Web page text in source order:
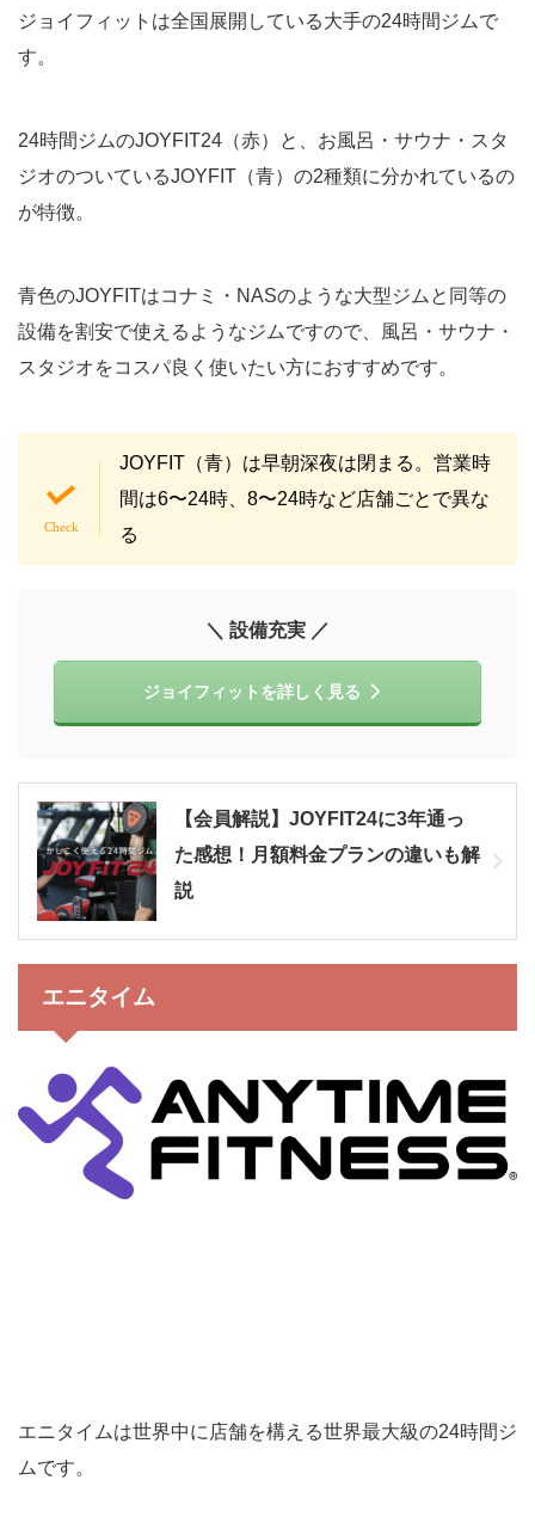
ジョイフィットは全国展開している大手の24時間ジムで
す。
24時間ジムのJOYFIT24（赤）と、お風呂・サウナ・スタ
ジオのついているJOYFIT（青）の2種類に分かれているの
が特徴。
青色のJOYFITはコナミ・NASのような大型ジムと同等の
設備を割安で使えるようなジムですので、風呂・サウナ・
スタジオをコスパ良く使いたい方におすすめです。
JOYFIT（青）は早朝深夜は閉まる。営業時
間は6〜24時、8〜24時など店舗ごとで異な
る
＼ 設備充実 ／
ジョイフィットを詳しく見る
【会員解説】JOYFIT24に3年通っ
た感想！月額料金プランの違いも解
説
エニタイム
エニタイムは世界中に店舗を構える世界最大級の24時間ジ
ムです。